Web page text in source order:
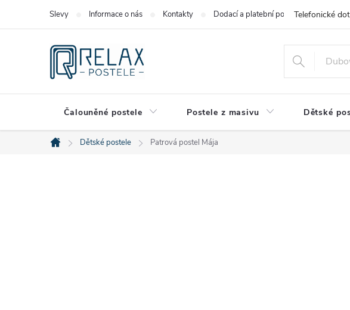
Slevy Informace o nás Kontakty Dodací a platební podmínky
Čalouněné postele Postele z masivu Dětské
Domů
Dětské postele Patrová postel Mája